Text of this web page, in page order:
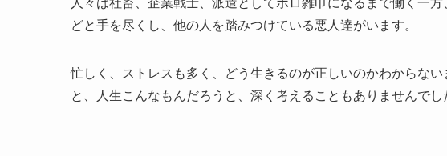
どと手を尽くし、他の人を踏みつけている悪人達がいます。
忙しく、ストレスも多く、どう生きるのが正しいのかわからな
と、人生こんなもんだろうと、深く考えることもありませんでし